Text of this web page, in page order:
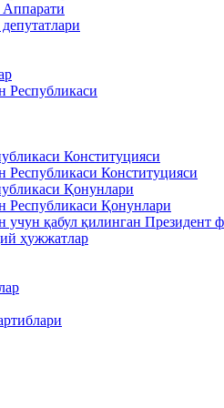
Республикаси
Конституцияси
Республикаси Конституцияси
Қонунлари
Республикаси Қонунлари
учун қабул қилинган Президент
ҳужжатлар